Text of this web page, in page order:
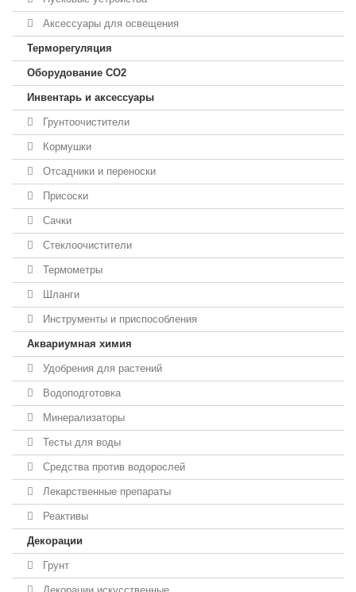
Аксессуары для освещения
Терморегуляция
Оборудование CO2
Инвентарь и аксессуары
Грунтоочистители
Кормушки
Отсадники и переноски
Присоски
Сачки
Стеклоочистители
Термометры
Шланги
Инструменты и приспособления
Аквариумная химия
Удобрения для растений
Водоподготовка
Минерализаторы
Тесты для воды
Средства против водорослей
Лекарственные препараты
Реактивы
Декорации
Грунт